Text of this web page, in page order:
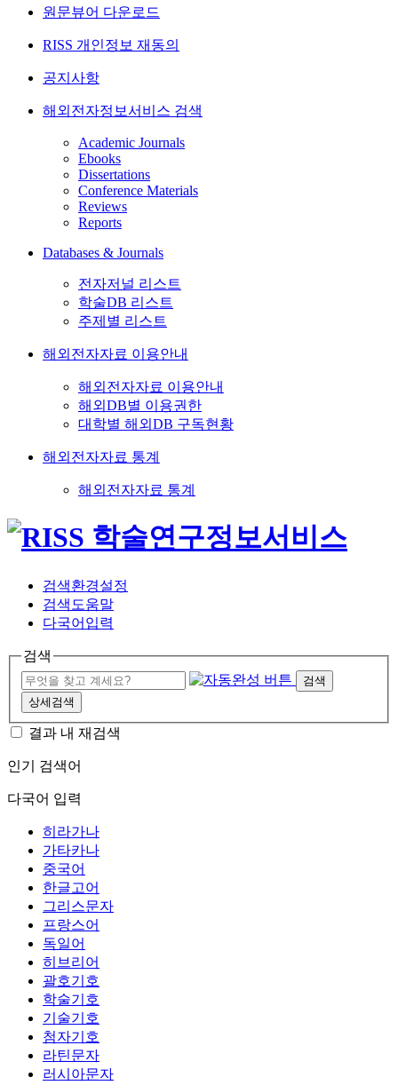
원문뷰어 다운로드
RISS 개인정보 재동의
공지사항
해외전자정보서비스 검색
Academic Journals
Ebooks
Dissertations
Conference Materials
Reviews
Reports
Databases & Journals
전자저널 리스트
학술DB 리스트
주제별 리스트
해외전자자료 이용안내
해외전자자료 이용안내
해외DB별 이용권한
대학별 해외DB 구독현황
해외전자자료 통계
해외전자자료 통계
검색환경설정
검색도움말
다국어입력
검색
검색
상세검색
결과 내 재검색
인기 검색어
다국어 입력
히라가나
가타카나
중국어
한글고어
그리스문자
프랑스어
독일어
히브리어
괄호기호
학술기호
기술기호
첨자기호
라틴문자
러시아문자